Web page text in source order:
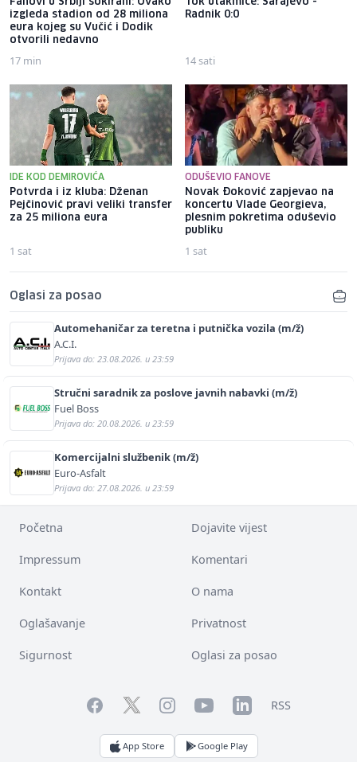
izgleda stadion od 28 miliona
eura kojeg su Vučić i Dodik
otvorili nedavno
17 min
Radnik 0:0
14 sati
IDE KOD DEMIROVIĆA
Potvrda i iz kluba: Dženan
Pejčinović pravi veliki transfer
za 25 miliona eura
1 sat
ODUŠEVIO FANOVE
Novak Đoković zapjevao na
koncertu Vlade Georgieva,
plesnim pokretima oduševio
publiku
1 sat
Oglasi za posao
Automehaničar za teretna i putnička vozila (m/ž)
A.C.I.
Prijava do: 23.08.2026. u 23:59
Stručni saradnik za poslove javnih nabavki (m/ž)
Fuel Boss
Prijava do: 20.08.2026. u 23:59
Komercijalni službenik (m/ž)
Euro-Asfalt
Prijava do: 27.08.2026. u 23:59
Početna Dojavite vijest
Impressum Komentari
Kontakt O nama
Oglašavanje Privatnost
Sigurnost Oglasi za posao
FacebookTwitterInstagramYouTubeLinkedInRSS
App Store Google Play